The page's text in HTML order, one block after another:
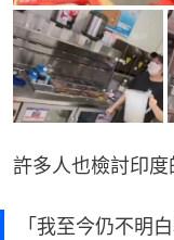
許多人也檢討印度
「我至今仍不明